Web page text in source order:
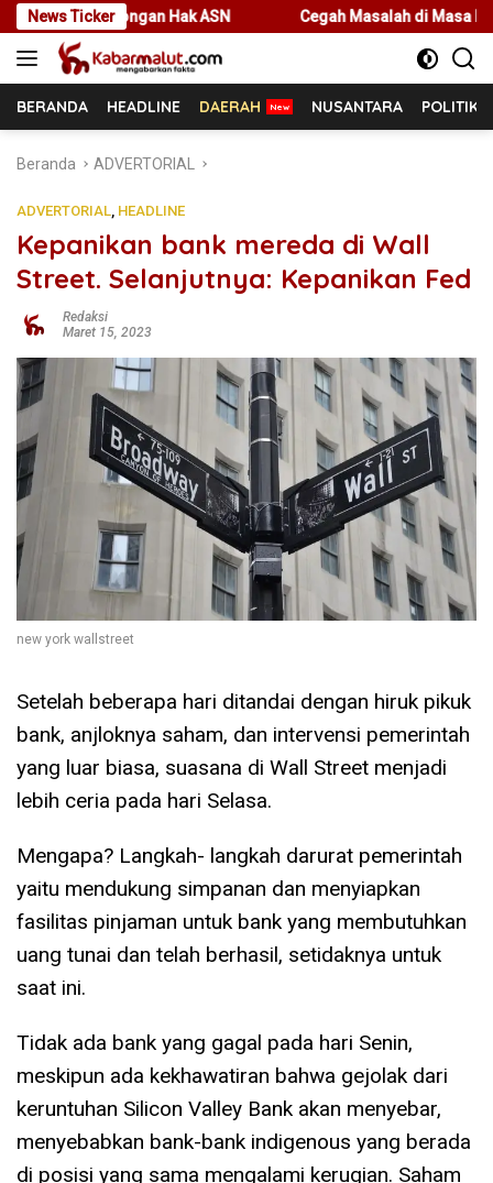
Langsung
ke
konten
News Ticker
Hak ASN Cegah Masalah di Masa Depan, Menteri
BERANDA HEADLINE DAERAH NUSANTARA POLITIK
Beranda ADVERTORIAL
ADVERTORIAL, HEADLINE
Kepanikan bank mereda di Wall
Street. Selanjutnya: Kepanikan Fed
Redaksi
Maret 15, 2023
new york wallstreet
Setelah beberapa hari ditandai dengan hiruk pikuk
bank, anjloknya saham, dan intervensi pemerintah
yang luar biasa, suasana di Wall Street menjadi
lebih ceria pada hari Selasa.
Mengapa? Langkah- langkah darurat pemerintah
yaitu mendukung simpanan dan menyiapkan
fasilitas pinjaman untuk bank yang membutuhkan
uang tunai dan telah berhasil, setidaknya untuk
saat ini.
Tidak ada bank yang gagal pada hari Senin,
meskipun ada kekhawatiran bahwa gejolak dari
keruntuhan Silicon Valley Bank akan menyebar,
menyebabkan bank-bank indigenous yang berada
di posisi yang sama mengalami kerugian. Saham